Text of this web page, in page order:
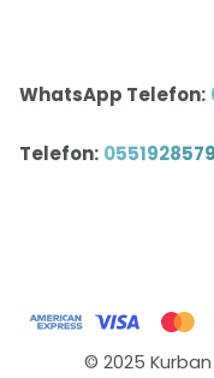
WhatsApp Telefon:
Telefon:
© 2025 Kurban